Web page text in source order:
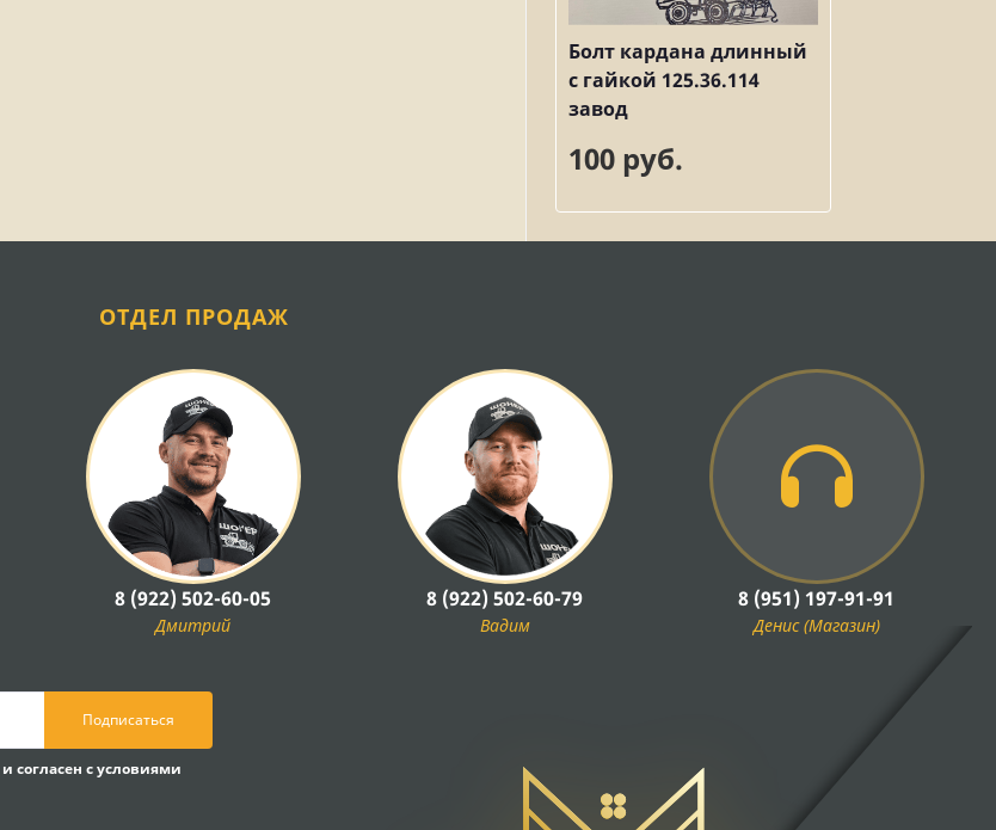
Болт кардана длинный
с гайкой 125.36.114
завод
100 руб.
ОТДЕЛ ПРОДАЖ
8 (922) 502-60-05
Дмитрий
8 (922) 502-60-79
Вадим
8 (951) 197-91-91
Денис (Магазин)
Подписаться
и согласен с условиями